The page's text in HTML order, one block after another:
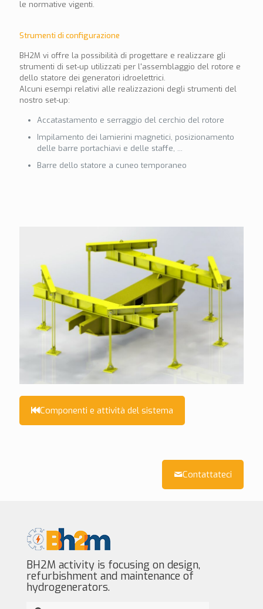
le normative vigenti.
Strumenti di configurazione
BH2M vi offre la possibilità di progettare e realizzare gli
strumenti di set-up utilizzati per l'assemblaggio del rotore e
dello statore dei generatori idroelettrici.
Alcuni esempi relativi alle realizzazioni degli strumenti del
nostro set-up:
Accatastamento e serraggio del cerchio del rotore
Impilamento dei lamierini magnetici, posizionamento
delle barre portachiavi e delle staffe, ...
Barre dello statore a cuneo temporaneo
Componenti e attività del sistema
Contattateci
BH2M activity is focusing on design,
refurbishment and maintenance of
hydrogenerators.